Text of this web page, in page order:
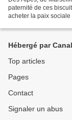
paternité de ces
acheter la paix
Hébergé par
Top articles
Pages
Contact
Signaler un abus